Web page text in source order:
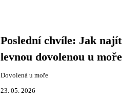
Poslední chvíle: Jak najít
levnou dovolenou u moře
Dovolená u moře
23. 05. 2026